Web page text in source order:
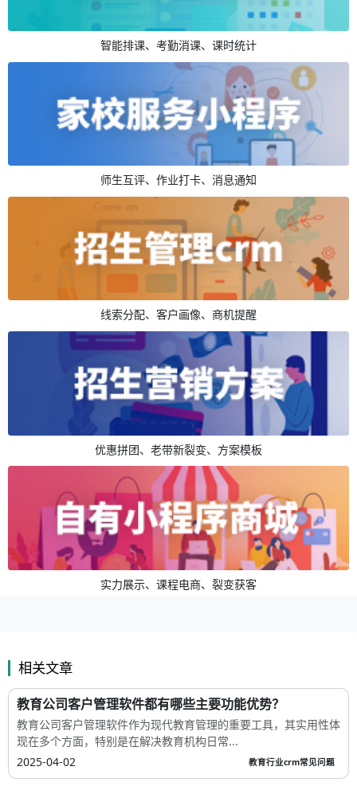
智能排课、考勤消课、课时统计
师生互评、作业打卡、消息通知
线索分配、客户画像、商机提醒
优惠拼团、老带新裂变、方案模板
实力展示、课程电商、裂变获客
相关文章
教育公司客户管理软件都有哪些主要功能优势？
教育公司客户管理软件作为现代教育管理的重要工具，其实用性体
现在多个方面，特别是在解决教育机构日常...
2025-04-02
教育行业crm常见问题